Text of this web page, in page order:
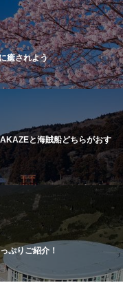
癒されよう
と海賊船どちらがおす
ぷりご紹介！